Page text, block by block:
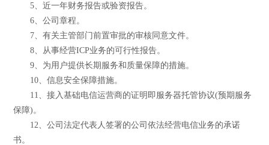
5、近一年财务报告或验资报告。
6、公司章程。
7、有关主管部门前置审批的审核同意文件。
8、从事经营ICP业务的可行性报告。
9、为用户提供长期服务和质量保障的措施。
10、信息安全保障措施。
11、接入基础电信运营商的证明即服务器托管协议(预期服务
保障)。
12、公司法定代表人签署的公司依法经营电信业务的承诺
书。